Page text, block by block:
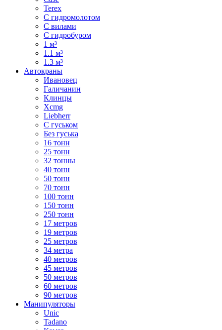
Terex
С гидромолотом
С вилами
С гидробуром
1 м³
1.1 м³
1.3 м³
Автокраны
Ивановец
Галичанин
Клинцы
Xcmg
Liebherr
С гуськом
Без гуська
16 тонн
25 тонн
32 тонны
40 тонн
50 тонн
70 тонн
100 тонн
150 тонн
250 тонн
17 метров
19 метров
25 метров
34 метра
40 метров
45 метров
50 метров
60 метров
90 метров
Манипуляторы
Unic
Tadano